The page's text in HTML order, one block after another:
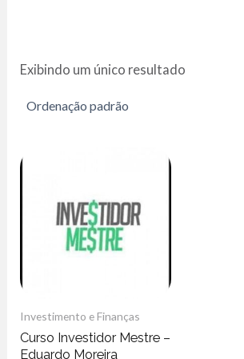
Exibindo um único resultado
Investimento e Finanças
Curso Investidor Mestre –
Eduardo Moreira